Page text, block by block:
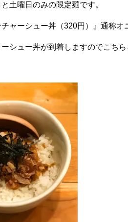
土曜日のみの限定麺です。
ャーシュー丼（320円）』通称オ
シュー丼が到着しますのでこちら